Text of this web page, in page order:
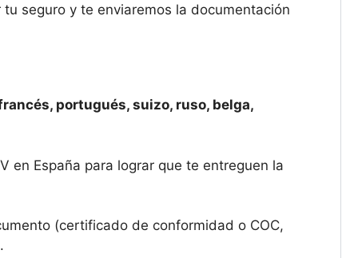
seguro y te enviaremos la documentación
portugués, suizo, ruso, belga,
en España para lograr que te entreguen la
(certificado de conformidad o COC,